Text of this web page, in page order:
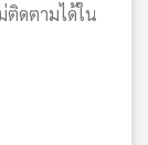
ติดตามได้ใน